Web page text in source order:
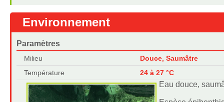
Environnement
Paramètres
Milieu
Douce, Saumâtre
Température
24 à 27 °C
Eau douce,